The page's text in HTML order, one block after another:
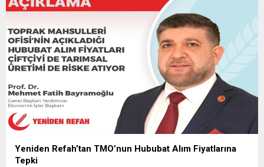
Yeniden Refah’tan TMO’nun Hububat Alım Fiyatlarına
Tepki